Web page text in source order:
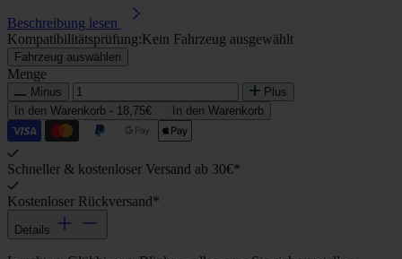
Beschreibung lesen
Kompatibilitätsprüfung:Kein Fahrzeug ausgewählt
Fahrzeug auswählen
Menge
Minus
Plus
In den Warenkorb - 18,75€ In den Warenkorb
Schneller & kostenloser Versand ab 30€*
Kostenloser Rückversand*
Details